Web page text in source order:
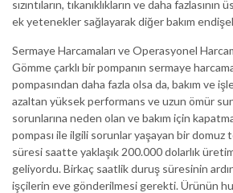
sızıntıların, tıkanıklıkların ve daha
ek yetenekler sağlayarak diğer bakım
Sermaye Harcamaları ve Operasyonel
Gömme çarklı bir pompanın sermaye
pompasından daha fazla olsa da, bakım ve
azaltan yüksek performans ve uzun ömür
sorunlarına neden olan ve bakım için
pompası ile ilgili sorunlar yaşayan bir
süresi saatte yaklaşık 200.000 dolarlık
geliyordu. Birkaç saatlik duruş süresinin
işçilerin eve gönderilmesi gerekti. Ürünün